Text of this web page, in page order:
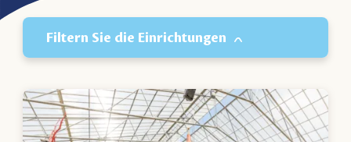
Filtern Sie die Einrichtungen